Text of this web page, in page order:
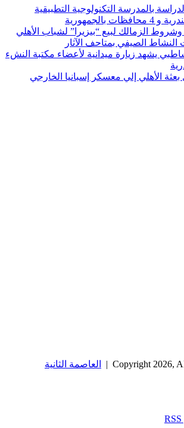
بالمدرسة التكنولوجية التطبيقية
بالجمهورية
الزمالك لبيع “بيزيرا” لشباب الأهلي
النشاط الصيفي بمتاحف الآثار
يشهد زيارة ميدانية لأعضاء مكتبة النشء
الأهلي إلي معسكر إسبانيا الخارجي
العاصمة الثانية